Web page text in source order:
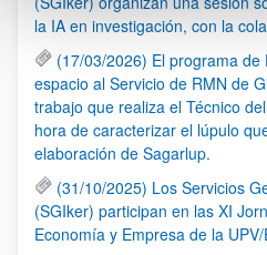
la IA en investigación, con la
(17/03/2026) El programa de
espacio al Servicio de RMN de
trabajo que realiza el Técnico
hora de caracterizar el lúpulo
elaboración de Sagarlup.
(31/10/2025) Los Servicios
(SGIker) participan en las XI
Economía y Empresa de la UPV/